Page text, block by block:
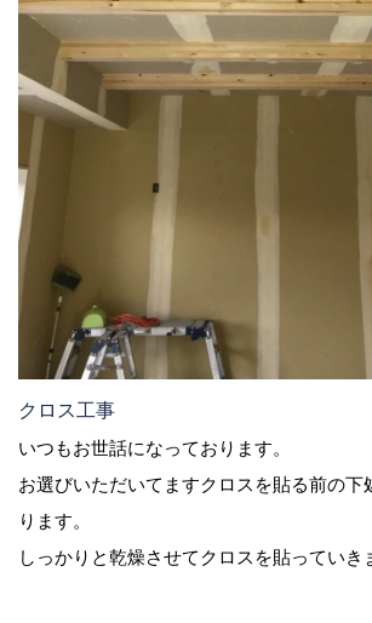
クロス工事
いつもお世話になっております。
お選びいただいてますクロスを貼る前の下
ります。
しっかりと乾燥させてクロスを貼っていき